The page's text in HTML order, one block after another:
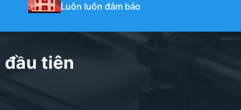
Luôn luôn đảm bảo
đầu tiên